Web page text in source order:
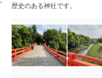
歴史のある神社です。